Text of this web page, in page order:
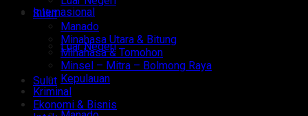
Internasional
Luar Negeri
Sulut
Sulut
Manado
Minahasa Utara & Bitung
Minahasa & Tomohon
Minsel – Mitra – Bolmong Raya
Kepulauan
Kriminal
Ekonomi & Bisnis